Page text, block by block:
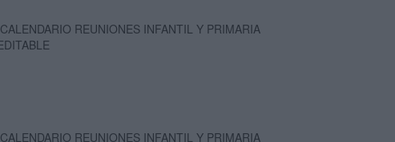
REUNIONES INFANTIL Y PRIMARIA
REUNIONES INFANTIL Y PRIMARIA